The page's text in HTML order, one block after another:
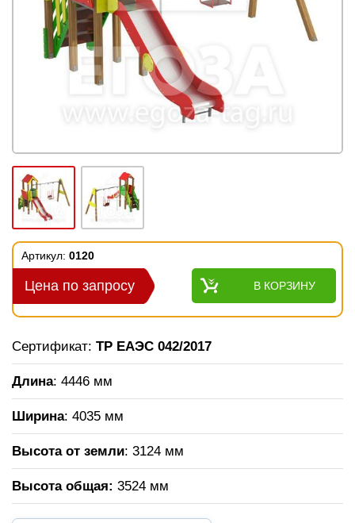
Артикул: 0120
Цена по запросу В КОРЗИНУ
Сертификат: ТР ЕАЭС 042/2017
Длина: 4446 мм
Ширина: 4035 мм
Высота от земли: 3124 мм
Высота общая: 3524 мм